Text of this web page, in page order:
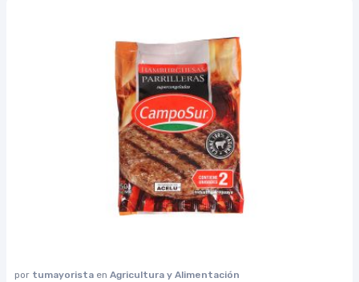
por tumayorista en Agricultura y Alimentación